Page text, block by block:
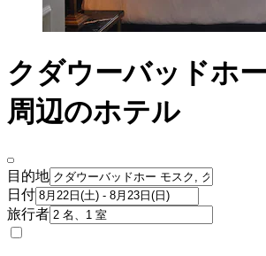
クダウーバッドホ
周辺のホテル
目的地
日付
旅行者